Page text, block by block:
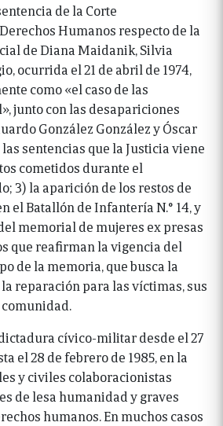
de la Corte
Humanos respecto de la
de Diana Maidanik, Silvia
ocurrida el 21 de abril de 1974,
como «el caso de las
junto con las desapariciones
González González y Óscar
sentencias que la Justicia viene
cometidos durante el
3) la aparición de los restos de
el Batallón de Infantería N.° 14, y
memorial de mujeres ex presas
que reafirman la vigencia del
de la memoria, que busca la
reparación para las víctimas, sus
cívico-militar desde el 27
el 28 de febrero de 1985, en la
y civiles colaboracionistas
de lesa humanidad y graves
humanos. En muchos casos